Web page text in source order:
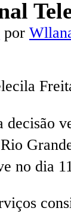
por
decisão
no dia